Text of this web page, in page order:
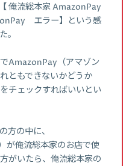
俺流総本家 AmazonPay
エラー】という感
。
AmazonPay（アマゾン
ともできないかどうか
チェックすればいいとい
方の中に、
が俺流総本家のお店で使
がいたら、俺流総本家の